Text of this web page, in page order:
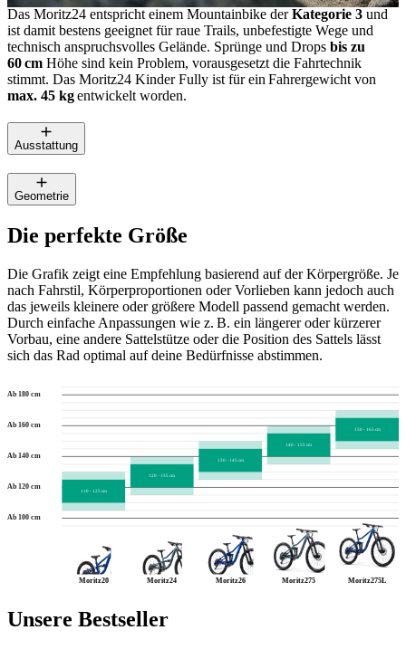
Das Moritz24 entspricht einem Mountainbike derKategorie 3 und
ist damit bestens geeignet für raue Trails, unbefestigte Wege und
technisch anspruchsvolles Gelände. Sprünge und Drops bis zu
60 cm Höhe sind kein Problem, vorausgesetzt die Fahrtechnik
stimmt. Das Moritz24 Kinder Fully ist für ein Fahrergewicht von
max. 45 kgentwickelt worden.
Ausstattung
Geometrie
Die perfekte Größe
Die Grafik zeigt eine Empfehlung basierend auf der Körpergröße. Je
nach Fahrstil, Körperproportionen oder Vorlieben kann jedoch auch
das jeweils kleinere oder größere Modell passend gemacht werden.
Durch einfache Anpassungen wie z. B. ein längerer oder kürzerer
Vorbau, eine andere Sattelstütze oder die Position des Sattels lässt
sich das Rad optimal auf deine Bedürfnisse abstimmen.
Ab 100 cm
Ab 120 cm
Ab 140 cm
Ab 160 cm
Ab 180 cm
Moritz20 Moritz24 Moritz26 Moritz275 Moritz275L
110 - 125 cm
120 - 135 cm
130 - 145 cm
140 - 155 cm
150 - 165 cm
Unsere Bestseller